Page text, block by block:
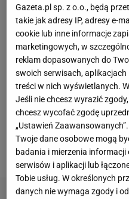
PojedynekIgi Świątekz
secie był dość
walczyły niemal punkt
potrafiła utrzymać
przegrała 4:6. W drugim
musiała odrabiać dwa
przegrała w takim
Gazeta.pl sp. z o.o., będą
takie jak adresy IP, adresy e-
cookie lub inne informacje
marketingowych, w
reklam dopasowanych do
swoich serwisach,
treści w nich wyświetlanych.
Jeśli nie chcesz wyrazić
chcesz wycofać zgodę
„Ustawień Zaawansowanych”.
Twoje dane osobowe mogą
badania i mierzenia
serwisów i aplikacji lub
Tobie usług. W określonych
danych nie wymaga zgody i